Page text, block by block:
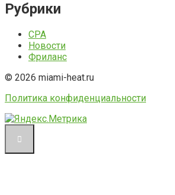
Рубрики
CPA
Новости
Фриланс
© 2026 miami-heat.ru
Политика конфиденциальности